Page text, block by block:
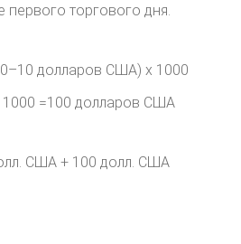
торгового дня.
долларов США) x 1000
=100 долларов США
США + 100 долл. США